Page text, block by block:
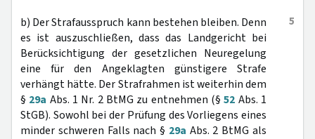
5
b) Der Strafausspruch kann bestehen bleiben. Denn
es ist auszuschließen, dass das Landgericht bei
Berücksichtigung der gesetzlichen Neuregelung
eine für den Angeklagten günstigere Strafe
verhängt hätte. Der Strafrahmen ist weiterhin dem
§ 29a Abs. 1 Nr. 2 BtMG zu entnehmen (§52 Abs. 1
StGB). Sowohl bei der Prüfung des Vorliegens eines
minder schweren Falls nach § 29a Abs. 2 BtMG als